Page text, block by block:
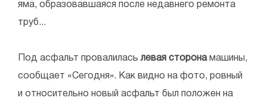
яма, образовавшаяся после недавнего ремонта
труб...
Под асфальт провалиласьлевая сторонамашины,
сообщает «Сегодня». Как видно на фото, ровный
и относительно новый асфальт был положен на